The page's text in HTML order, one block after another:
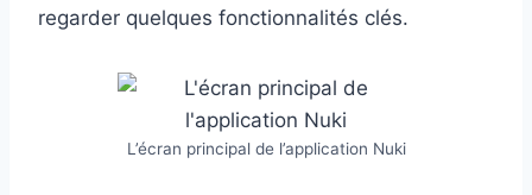
regarder quelques fonctionnalités clés.
L’écran principal de l’application Nuki